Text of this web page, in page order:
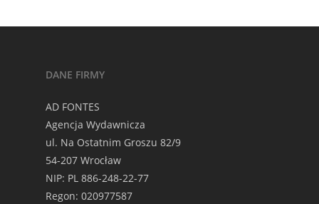
DANE FIRMY
AD FONTES
Agencja Wydawnicza
ul. Na Ostatnim Groszu 82/9
54-207 Wrocław
NIP: PL 886-248-22-77
Regon: 020977587